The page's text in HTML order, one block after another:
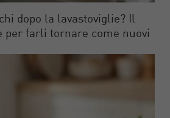
dopo la lavastoviglie? Il
per farli tornare come nuovi